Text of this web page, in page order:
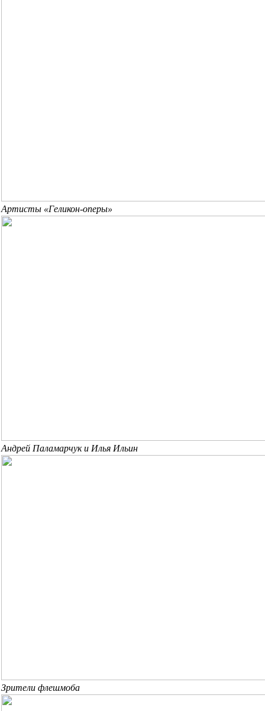
Артисты «Геликон-оперы»
Андрей Паламарчук и Илья Ильин
Зрители флешмоба